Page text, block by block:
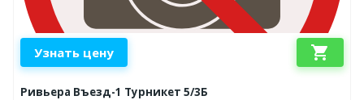
Узнать цену shopping_cart
Ривьера Въезд-1 Турникет 5/3Б